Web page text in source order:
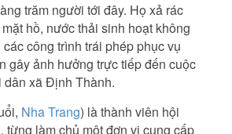
trăm người tới đây. Họ xả rác
hồ, nước thải sinh hoạt không
công trình trái phép phục vụ
gây ảnh hưởng trực tiếp đến cuộc
xã Định Thành.
Nha Trang) là thành viên hội
từng làm chủ một đơn vị cung cấp